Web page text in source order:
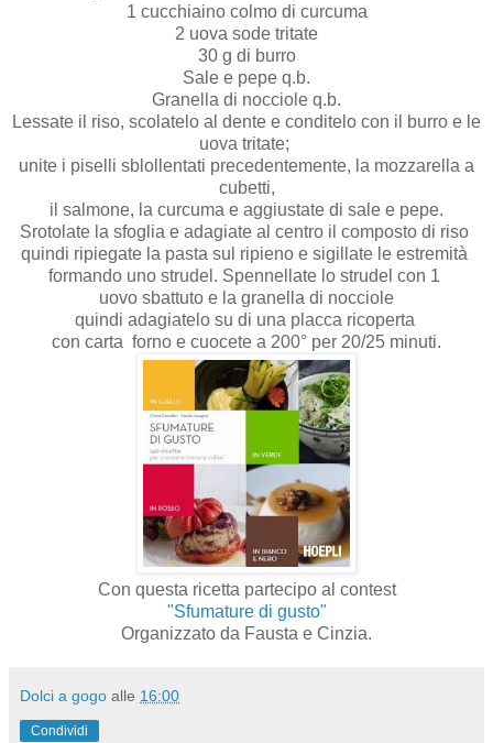
1 cucchiaino colmo di curcuma
2 uova sode tritate
30 g di burro
Sale e pepe q.b.
Granella di nocciole q.b.
Lessate il riso, scolatelo al dente e conditelo con il burro e le
uova tritate;
unite i piselli sblollentati precedentemente, la mozzarella a
cubetti,
il salmone, la curcuma e aggiustate di sale e pepe.
Srotolate la sfoglia e adagiate al centro il composto di riso
quindi ripiegate la pasta sul ripieno e sigillate le estremità
formando uno strudel. Spennellate lo strudel con 1
uovo sbattuto e la granella di nocciole
quindi adagiatelo su di una placca ricoperta
con carta forno e cuocete a 200° per 20/25 minuti.
Con questa ricetta partecipo al contest
"Sfumature di gusto"
Organizzato da Fausta e Cinzia.
Dolci a gogo alle 16:00
Condividi